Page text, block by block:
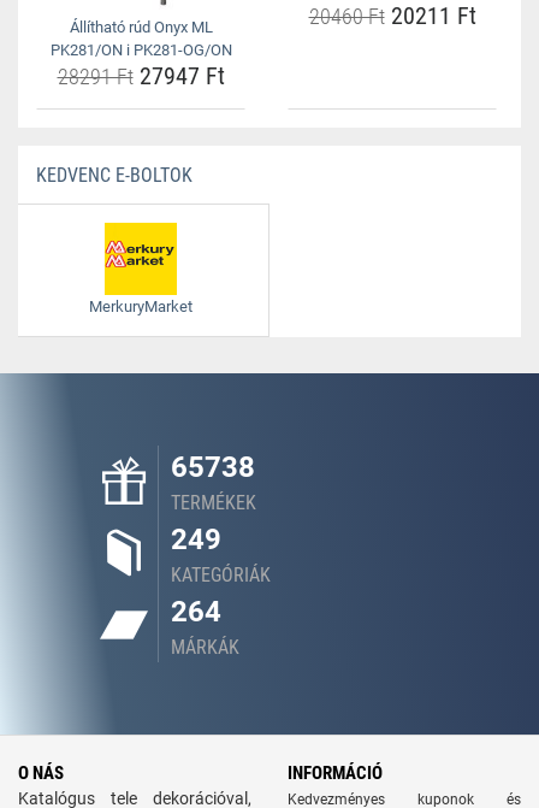
Állítható rúd Onyx ML
PK281/ON i PK281-OG/ON
28291 Ft27947 Ft
20460 Ft20211 Ft
KEDVENC E-BOLTOK
MerkuryMarket
65738
TERMÉKEK
249
KATEGÓRIÁK
264
MÁRKÁK
O NÁS
Katalógus tele dekorációval,
INFORMÁCIÓ
Kedvezményes kuponok és